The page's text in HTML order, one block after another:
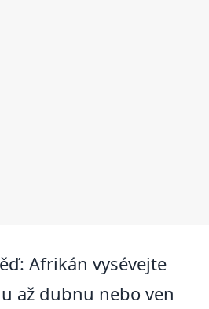
Afrikán vysévejte
až dubnu nebo ven